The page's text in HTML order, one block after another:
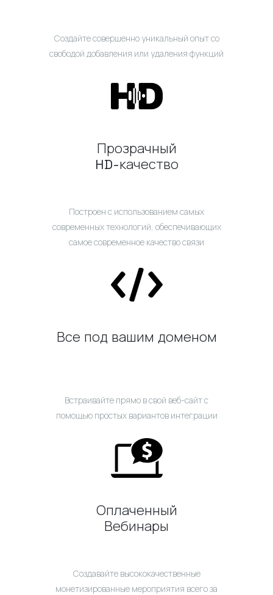
Создайте совершенно уникальный опыт со
свободой добавления или удаления функций
Прозрачный
HD-качество
Построен с использованием самых
современных технологий, обеспечивающих
самое современное качество связи
Все под вашим доменом
Встраивайте прямо в свой веб-сайт с
помощью простых вариантов интеграции
Оплаченный
Вебинары
Создавайте высококачественные
монетизированные мероприятия всего за